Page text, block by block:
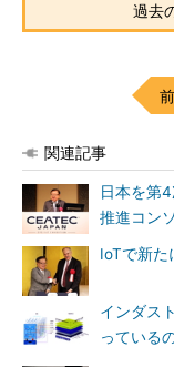
過去
関連記事
日本を第
推進コン
IoTで新た
インダス
っている